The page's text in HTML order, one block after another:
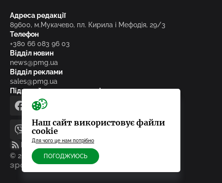
Адреса редакції
89600, м.Мукачево, пл. Кирила і Мефодія, 29/3
Телефон
+380 66 083 96 03
Відділ новин
news@pmg.ua
Відділ реклами
sales@pmg.ua
Підписуйтесь на нас у соціальних мережах
facebooktelegram
viber
youtube
RSS-стрічка
© 2010-2026, ТОВ «Редакція газети «Панорама»
зроблено в ideil.
Наш сайт використовує файли
cookie
Для чого це нам потрібно
ПОГОДЖУЮСЬ